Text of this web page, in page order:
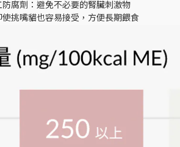
腐劑
：避免不必要的腎臟刺激物
使挑嘴貓也容易接受，方便長期餵食